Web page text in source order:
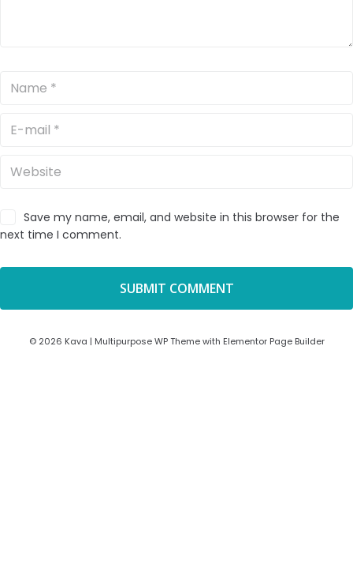
Save my name, email, and website in this browser for the
next time I comment.
© 2026 Kava | Multipurpose WP Theme with Elementor Page Builder